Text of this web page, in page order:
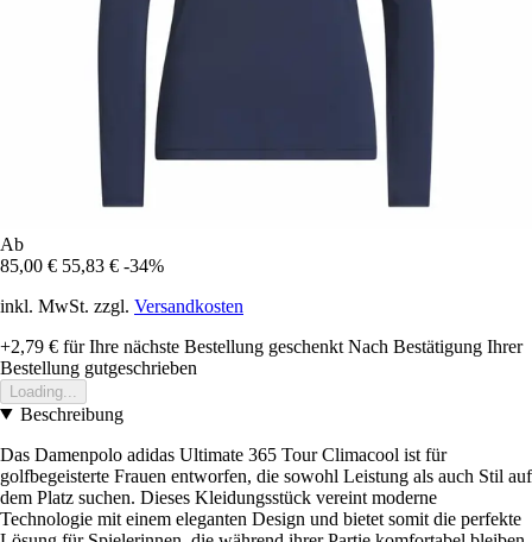
Ab
85,00 € 55,83 € -34%
inkl. MwSt. zzgl. Versandkosten
+2,79 € für Ihre nächste Bestellung geschenkt Nach Bestätigung Ihrer
Bestellung gutgeschrieben
Loading...
Beschreibung
Das Damenpolo adidas Ultimate 365 Tour Climacool ist für
golfbegeisterte Frauen entworfen, die sowohl Leistung als auch Stil auf
dem Platz suchen. Dieses Kleidungsstück vereint moderne
Technologie mit einem eleganten Design und bietet somit die perfekte